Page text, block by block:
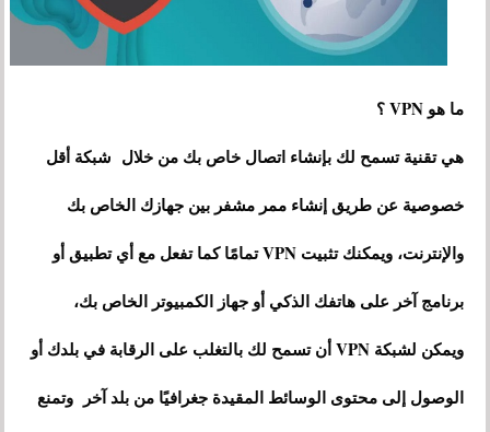
ما هو VPN ؟
هي تقنية تسمح لك بإنشاء اتصال خاص بك من خلال شبكة أقل
خصوصية عن طريق إنشاء ممر مشفر بين جهازك الخاص بك
والإنترنت، ويمكنك تثبيت VPN تمامًا كما تفعل مع أي تطبيق أو
برنامج آخر على هاتفك الذكي أو جهاز الكمبيوتر الخاص بك،
ويمكن لشبكة VPN أن تسمح لك بالتغلب على الرقابة في بلدك أو
الوصول إلى محتوى الوسائط المقيدة جغرافيًا من بلد آخر وتمنع